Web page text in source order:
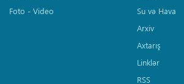
Foto - Video
Su və Hava
Arxiv
Axtarış
Linklər
RSS